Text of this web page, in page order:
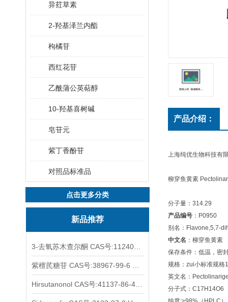
异荭草素
2-羟基泽兰内酯
枸橘苷
西红花苷
乙酰蒲公英萜醇
10-羟基喜树碱
皂苷元
紫丁香酚苷
对照品标准品
点击更多分类
新品推荐
产品介绍：
上海纯优生物科技有
柳穿鱼黄素
分子量：314.29
产品编号 ：P0950
别名：Flavone,5,7-
中文名 ：柳穿鱼黄素
保存条件：低温，密
规格：zui小标准规格
英文名：
分子式：C17H14O6